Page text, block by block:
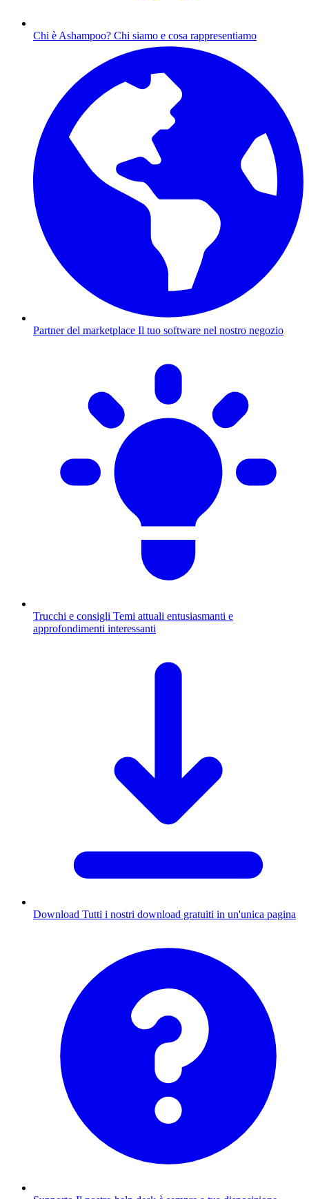
Chi è Ashampoo? Chi siamo e cosa rappresentiamo
Partner del marketplace Il tuo software nel nostro negozio
Trucchi e consigli Temi attuali entusiasmanti e
approfondimenti interessanti
Download Tutti i nostri download gratuiti in un'unica pagina